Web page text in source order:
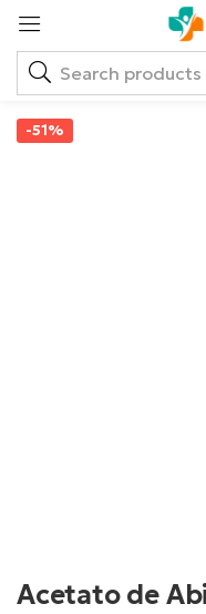
-51%
Acetato de